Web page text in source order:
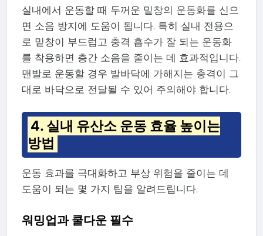
실내에서 운동할 때 두꺼운 밑창의 운동화를 신으
면 소음 방지에 도움이 됩니다. 특히 실내 전용으
로 밑창이 부드럽고 충격 흡수가 잘 되는 운동화
를 착용하면 층간 소음을 줄이는 데 효과적입니다.
맨발로 운동할 경우 발바닥에 가해지는 충격이 그
대로 바닥으로 전달될 수 있어 주의해야 합니다.
4. 실내 유산소 운동 효율 높이는
방법
운동 효과를 극대화하고 부상 위험을 줄이는 데
도움이 되는 몇 가지 팁을 알려드립니다.
워밍업과 쿨다운 필수